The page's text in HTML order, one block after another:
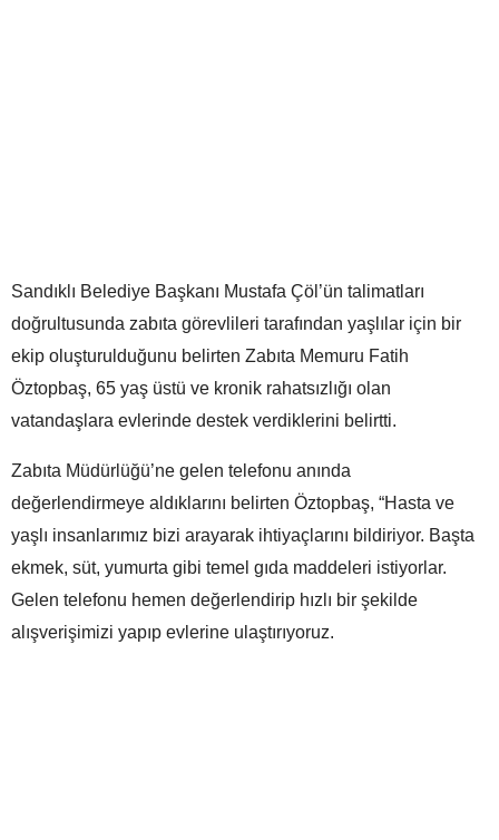
Sandıklı Belediye Başkanı Mustafa Çöl’ün talimatları
doğrultusunda zabıta görevlileri tarafından yaşlılar için bir
ekip oluşturulduğunu belirten Zabıta Memuru Fatih
Öztopbaş, 65 yaş üstü ve kronik rahatsızlığı olan
vatandaşlara evlerinde destek verdiklerini belirtti.
Zabıta Müdürlüğü’ne gelen telefonu anında
değerlendirmeye aldıklarını belirten Öztopbaş, “Hasta ve
yaşlı insanlarımız bizi arayarak ihtiyaçlarını bildiriyor. Başta
ekmek, süt, yumurta gibi temel gıda maddeleri istiyorlar.
Gelen telefonu hemen değerlendirip hızlı bir şekilde
alışverişimizi yapıp evlerine ulaştırıyoruz.